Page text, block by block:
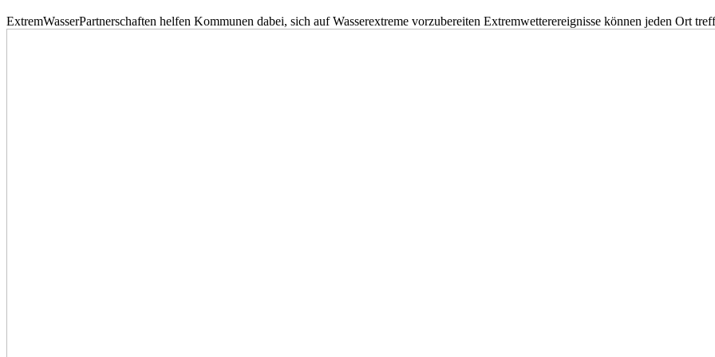
ExtremWasserPartnerschaften helfen Kommunen dabei, sich auf Wasserextreme vorzubereiten Extremwetterereignisse können jeden Ort